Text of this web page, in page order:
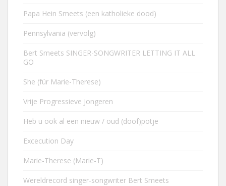
Papa Hein Smeets (een katholieke dood)
Pennsylvania (vervolg)
Bert Smeets SINGER-SONGWRITER LETTING IT ALL
GO
She (für Marie-Therese)
Vrije Progressieve Jongeren
Heb u ook al een nieuw / oud (doof)potje
Excecution Day
Marie-Therese (Marie-T)
Wereldrecord singer-songwriter Bert Smeets